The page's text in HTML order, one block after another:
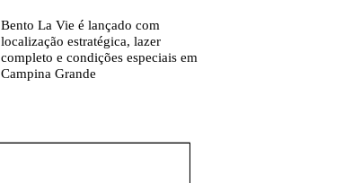
Bento La Vie é lançado com
localização estratégica, lazer
completo e condições especiais em
Campina Grande